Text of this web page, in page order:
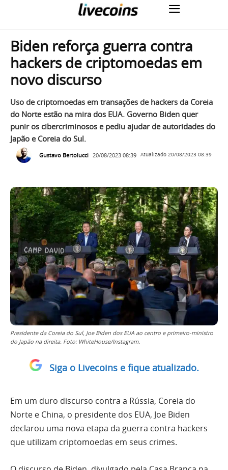
Biden reforça guerra contra
hackers de criptomoedas em
novo discurso
Uso de criptomoedas em transações de hackers da Coreia
do Norte estão na mira dos EUA. Governo Biden quer
punir os cibercriminosos e pediu ajudar de autoridades do
Japão e Coreia do Sul.
Gustavo Bertolucci 20/08/2023 08:39 Atualizado 20/08/2023 08:39
Presidente da Coreia do Sul, Joe Biden dos EUA ao centro e primeiro-ministro
do Japão na direita. Foto: WhiteHouse/Instagram.
Siga o Livecoins e fique atualizado.
Em um duro discurso contra a Rússia, Coreia do
Norte e China, o presidente dos EUA, Joe Biden
declarou uma nova etapa da guerra contra hackers
que utilizam criptomoedas em seus crimes.